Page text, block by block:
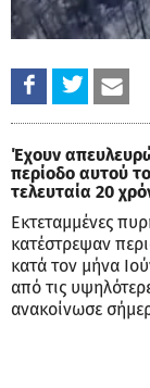
Έχουν
περίοδο αυτού
τελευταία 20
Εκτεταμμένες
κατέστρεψαν
κατά τον μήνα
από τις
ανακοίνωσε